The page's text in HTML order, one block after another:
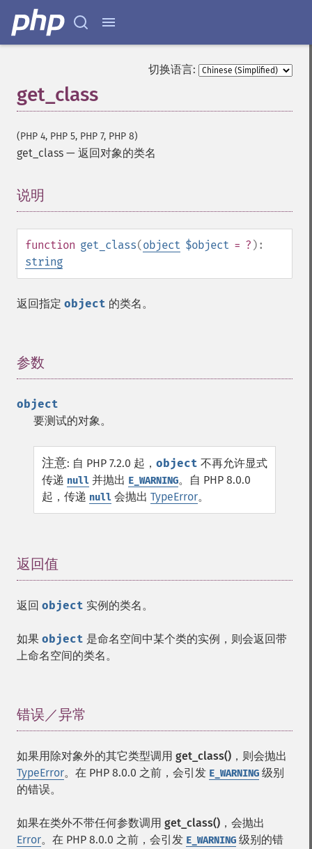
切换语言:
get_class
(PHP 4, PHP 5, PHP 7, PHP 8)
get_class — 返回对象的类名
说明
function get_class(object $object = ? ):
string
返回指定 object 的类名。
参数
object
要测试的对象。
注意: 自 PHP 7.2.0 起， object 不再允许显式
传递 null 并抛出 E_WARNING。自 PHP 8.0.0
起，传递 null 会抛出 TypeError。
返回值
返回 object 实例的类名。
如果 object 是命名空间中某个类的实例，则会返回带
上命名空间的类名。
错误／异常
如果用除对象外的其它类型调用 get_class() ，则会抛出
TypeError。在 PHP 8.0.0 之前，会引发 E_WARNING 级别
的错误。
如果在类外不带任何参数调用 get_class() ，会抛出
Error。在 PHP 8.0.0 之前，会引发 E_WARNING 级别的错